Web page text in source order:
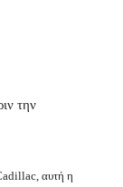
την
αυτή η